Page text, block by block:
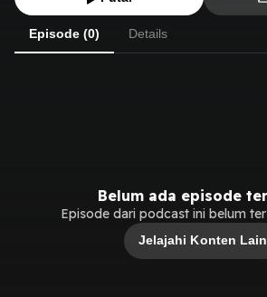
Episode (0) Details
Belum ada episode
Episode dari podcast ini belum
Jelajahi Konten Lain